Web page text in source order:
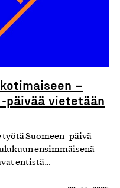
–
päivää vietetään
Suomeen -päivä
ensimmäisenä
entistä…